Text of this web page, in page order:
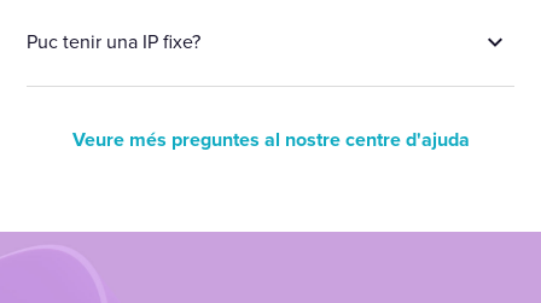
Puc tenir una IP fixe?
Veure més preguntes al nostre centre d'ajuda